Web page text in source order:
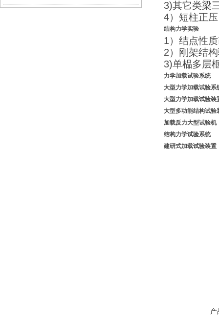
3)其它类梁
4）短柱正
结构力学实验
1）结点性
2）刚架结
3)单榀多层
力学加载试验系统
大型力学加载试验系
大型力学加载试验装
大型多功能结构试验
加载反力大型试验机
结构力学试验系统
建研式加载试验装置
产